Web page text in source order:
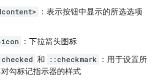
：表示按钮中显示的所选选项
：下拉箭头图标
和 ::checkmark
：用于设置所
勾标记指示器的样式